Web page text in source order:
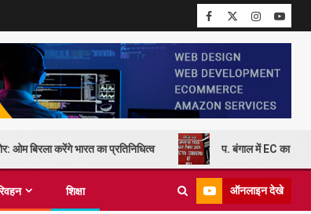
ओम बिरला करेंगे भारत का प्रतिनिधित्व प. बंगाल में EC का कड़ा
शिक्षा ऑनलाइन देखे